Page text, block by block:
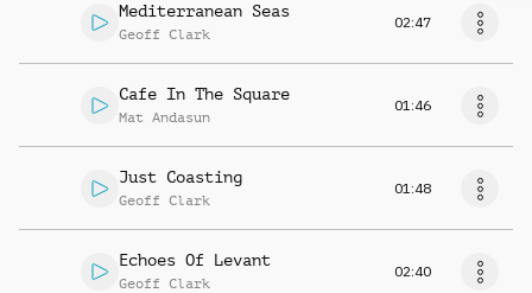
Mediterranean Seas
Geoff Clark
02:47
Cafe In The Square
Mat Andasun
01:46
Just Coasting
Geoff Clark
01:48
Echoes Of Levant
Geoff Clark
02:40